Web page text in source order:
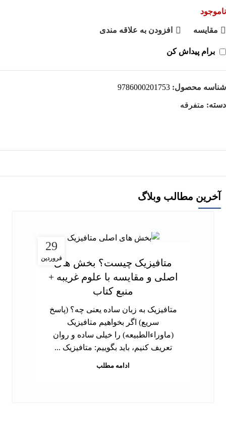
ناموجود
مقايسه افزودن به علاقه مندی
برام پیداش کن
شناسه محصول: 9786000201753
دسته: متفرقه
آخرین مطالب وبلاگ
29
فروردینمتافیزیک چیست؟ بخش های
اصلی و مقایسه با علوم غریبه +
منبع کتاب
متافیزیک به زبان ساده یعنی چه؟ (پاسخ
سریع) اگر بخواهیم متافیزیک
(ماوراءالطبیعه) را خیلی ساده و روان
تعریف کنیم، باید بگوییم: متافیزیک ...
ادامه مطلب